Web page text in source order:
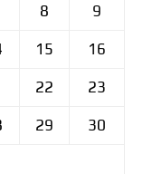
8 9
15 16
22 23
29 30